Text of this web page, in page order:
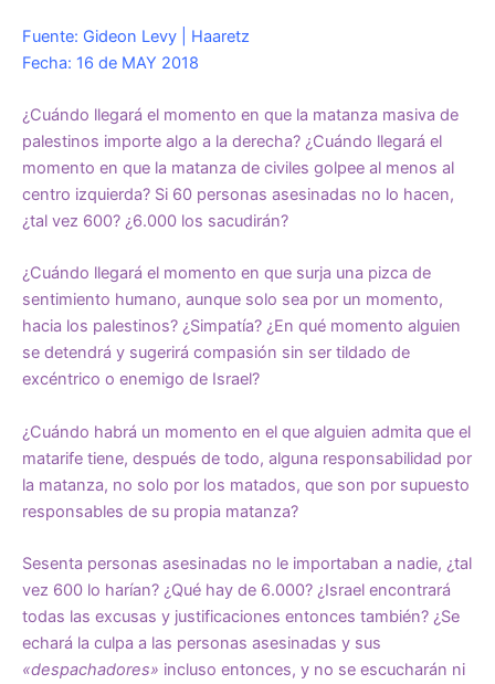
Fuente: Gideon Levy | Haaretz
Fecha: 16 de MAY 2018
¿Cuándo llegará el momento en que la matanza masiva de
palestinos importe algo a la derecha? ¿Cuándo llegará el
momento en que la matanza de civiles golpee al menos al
centro izquierda? Si 60 personas asesinadas no lo hacen,
¿tal vez 600? ¿6.000 los sacudirán?
¿Cuándo llegará el momento en que surja una pizca de
sentimiento humano, aunque solo sea por un momento,
hacia los palestinos? ¿Simpatía? ¿En qué momento alguien
se detendrá y sugerirá compasión sin ser tildado de
excéntrico o enemigo de Israel?
¿Cuándo habrá un momento en el que alguien admita que el
matarife tiene, después de todo, alguna responsabilidad por
la matanza, no solo por los matados, que son por supuesto
responsables de su propia matanza?
Sesenta personas asesinadas no le importaban a nadie, ¿tal
vez 600 lo harían? ¿Qué hay de 6.000? ¿Israel encontrará
todas las excusas y justificaciones entonces también? ¿Se
echará la culpa a las personas asesinadas y sus
«despachadores» incluso entonces, y no se escucharán ni